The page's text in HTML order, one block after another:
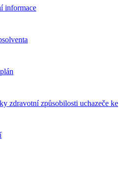
informace
zdravotní způsobilosti uchazeče ke